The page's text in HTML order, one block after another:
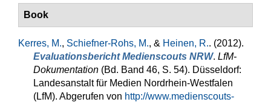
Book
Kerres, M., Schiefner-Rohs, M., & Heinen, R.. (2012).
Evaluationsbericht Medienscouts NRW. LfM-
Dokumentation (Bd. Band 46, S. 54). Düsseldorf:
Landesanstalt für Medien Nordrhein-Westfalen
(LfM). Abgerufen von http://www.medienscouts-